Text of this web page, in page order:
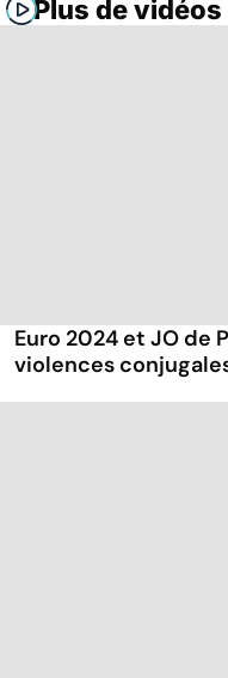
Plus de vidéos
Euro 2024 et JO de
violences